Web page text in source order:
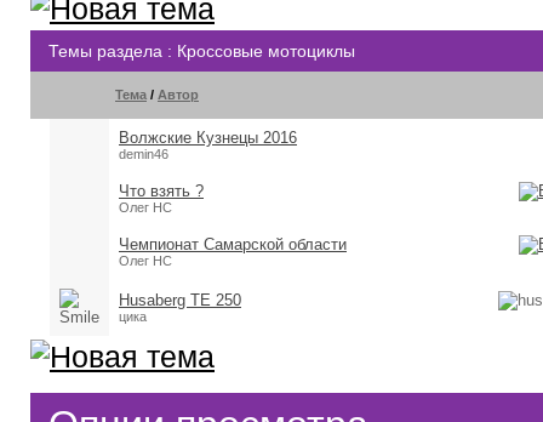
Темы раздела : Кроссовые мотоциклы
Тема / Автор
Волжские Кузнецы 2016
demin46
Что взять ?
Олег НС
Чемпионат Самарской области
Олег НС
Husaberg TE 250
цика